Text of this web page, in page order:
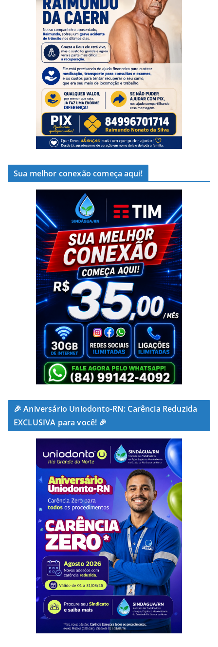
Sua melhor conexão começa aqui!
🎉 Aniversário Uniodonto-RN: Carência Reduzida
EXCLUSIVA para você! 🎉